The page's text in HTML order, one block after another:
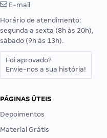
E-mail
Horário de atendimento:
segunda a sexta (8h às 20h),
sábado (9h às 13h).
Foi aprovado?
Envie-nos a sua história!
PÁGINAS ÚTEIS
Depoimentos
Material Grátis